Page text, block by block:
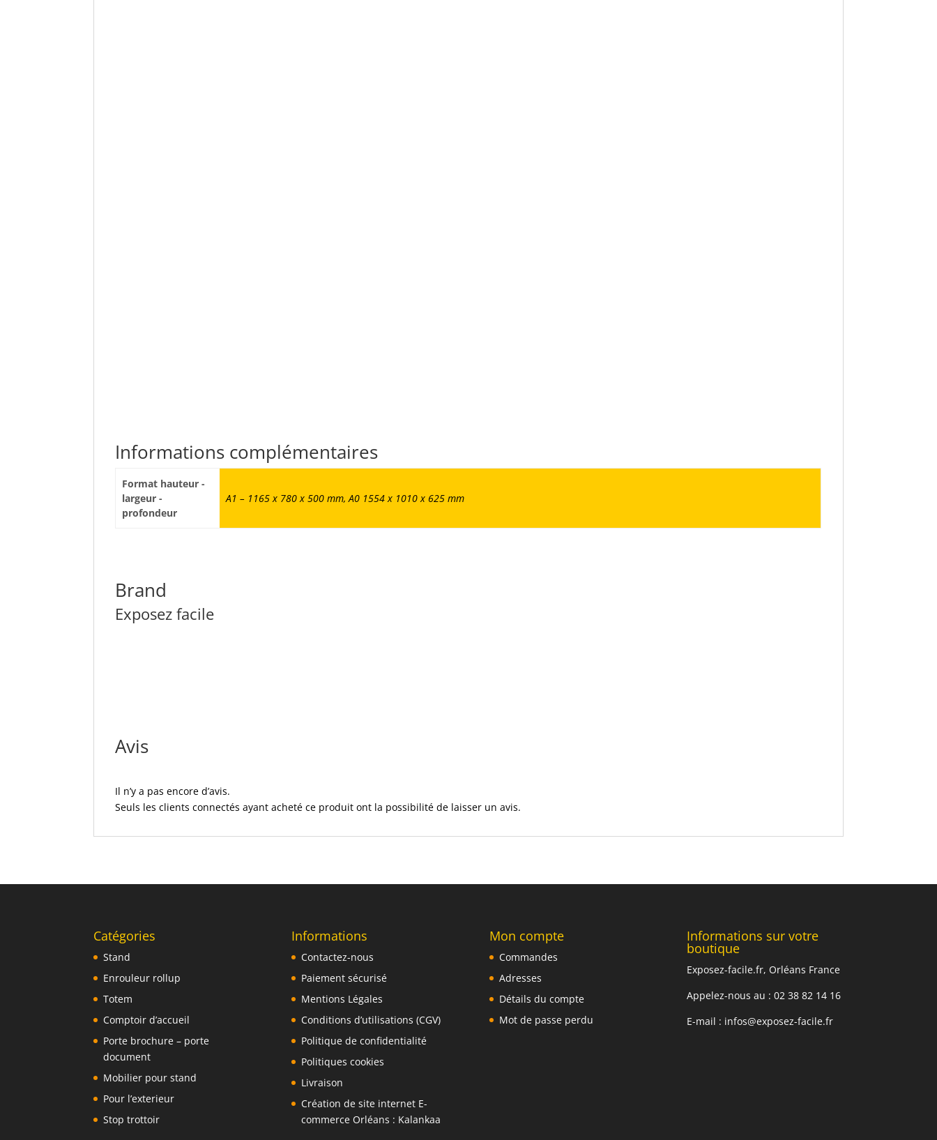
Informations complémentaires
Format hauteur -
largeur -
profondeur
A1 – 1165 x 780 x 500 mm, A0 1554 x 1010 x 625 mm
Brand
Exposez facile
Avis
Il n’y a pas encore d’avis.
Seuls les clients connectés ayant acheté ce produit ont la possibilité de laisser un avis.
Catégories
Stand
Enrouleur rollup
Totem
Comptoir d’accueil
Porte brochure – porte
document
Mobilier pour stand
Pour l’exterieur
Stop trottoir
Informations
Contactez-nous
Paiement sécurisé
Mentions Légales
Conditions d’utilisations (CGV)
Politique de confidentialité
Politiques cookies
Livraison
Création de site internet E-
commerce Orléans : Kalankaa
Mon compte
Commandes
Adresses
Détails du compte
Mot de passe perdu
Informations sur votre
boutique
Exposez-facile.fr, Orléans France
Appelez-nous au : 02 38 82 14 16
E-mail : infos@exposez-facile.fr